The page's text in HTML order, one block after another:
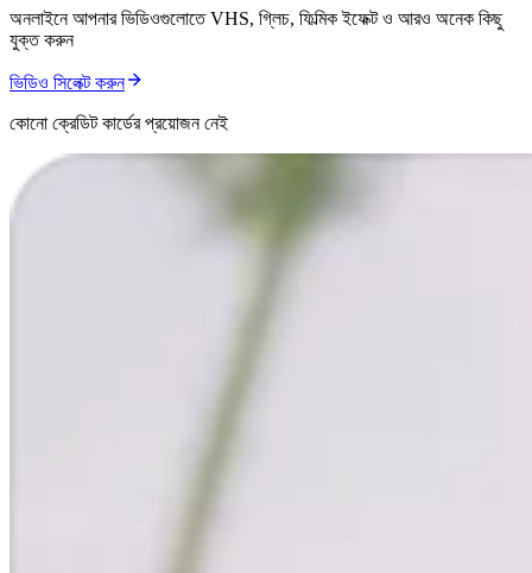
অনলাইনে আপনার ভিডিওগুলোতে VHS, গ্লিচ, ফিল্মিক ইফেক্ট ও আরও অনেক কিছু
যুক্ত করুন
ভিডিও সিলেক্ট করুন
কোনো ক্রেডিট কার্ডের প্রয়োজন নেই